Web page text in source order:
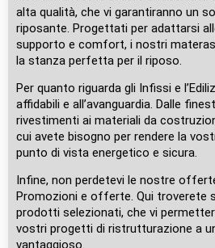
alta qualità, che vi garantiranno un
riposante. Progettati per adattarsi
supporto e comfort, i nostri
la stanza perfetta per il riposo.
Per quanto riguarda gli Infissi e
affidabili e all’avanguardia. Dalle
rivestimenti ai materiali da
cui avete bisogno per rendere la
punto di vista energetico e sicura.
Infine, non perdetevi le nostre
Promozioni e offerte. Qui troverete
prodotti selezionati, che vi
vostri progetti di ristrutturazione a
vantaggioso.